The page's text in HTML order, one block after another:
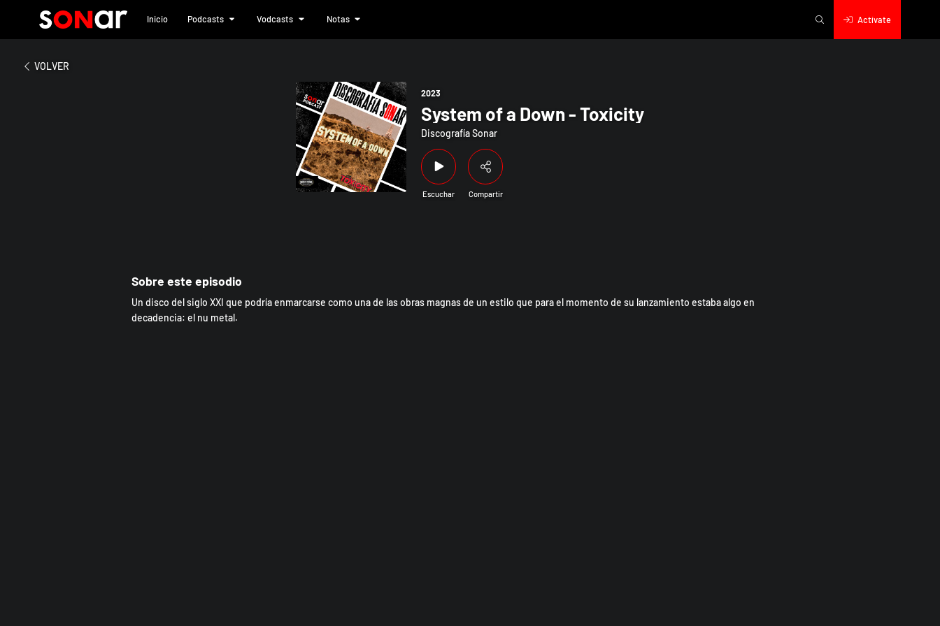
Inicio Podcasts Vodcasts Notas Actívate
VOLVER
2023
System of a Down - Toxicity
Discografía Sonar
Escuchar Compartir
Sobre este episodio
Un disco del siglo XXI que podría enmarcarse como una de las obras magnas de un estilo que para el momento de su lanzamiento estaba algo en
decadencia: el nu metal.